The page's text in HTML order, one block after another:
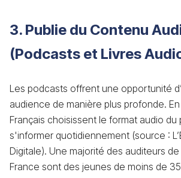
3. Publie du Contenu
(Podcasts et Livres
Les podcasts offrent une opportunité
audience de manière plus profonde.
Français choisissent le format audio
s'informer quotidiennement (source :
Digitale)​​. Une majorité des auditeurs
France sont des jeunes de moins de